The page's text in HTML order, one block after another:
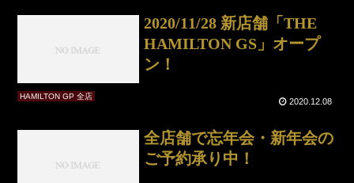
HAMILTON GP 全店
2020/11/28 新店舗「THE
HAMILTON GS」オープ
ン！
2020.12.08
全店舗で忘年会・新年会の
ご予約承り中！